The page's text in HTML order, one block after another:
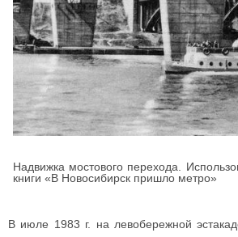
Надвижка мостового перехода.
книги «В Новосибирск пришло метро»
В июле 1983 г. на левобережной